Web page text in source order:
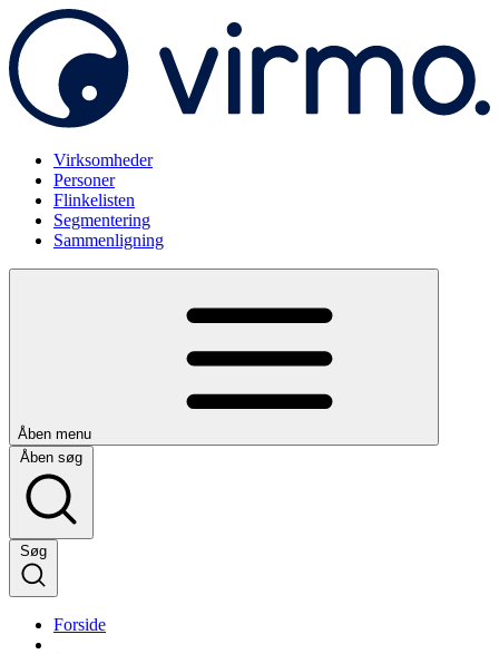
Virksomheder
Personer
Flinkelisten
Segmentering
Sammenligning
Åben menu
Åben søg
Søg
Forside